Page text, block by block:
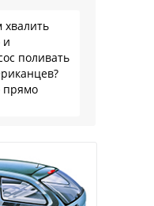
и
поливать
прямо